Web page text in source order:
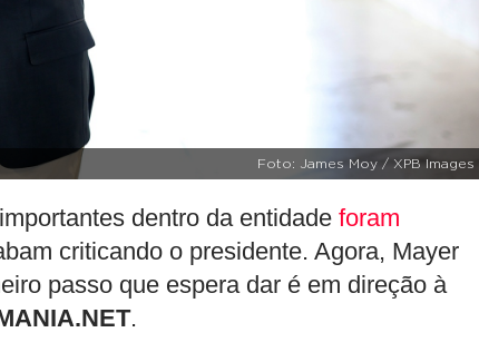
Foto: James Moy / XPB Images
dentro da entidade foram
criticando o presidente. Agora, Mayer
passo que espera dar é em direção à
.